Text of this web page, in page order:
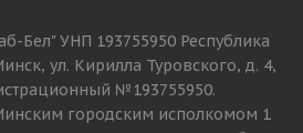
Бел" УНП 193755950 Республика
ул. Кирилла Туровского, д. 4,
№193755950.
городским исполкомом 1